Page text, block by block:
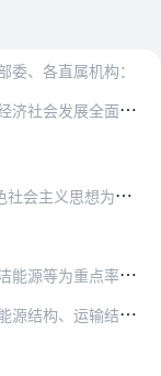
、各直属机构：
建
立健全绿色低碳循环发展经济体系，促进经济社会发展全面绿色转型，是解决我国资源环境生态问题的基础之策。为贯彻落实党的十九大部署，加快建立健全绿色低碳循环发展的经…
面贯彻习近平生态文明思想，认真落实党中央、国务院…
坚
持重点突破。以节能环保、清洁生产、清洁能源等为重点率先突破，做好与农业、制造业、服务业和信息技术的融合发展，全面带动一二三产业和基础设施绿色升级。
清洁生产水平持续提高，生产生活方式绿色转型成效显…